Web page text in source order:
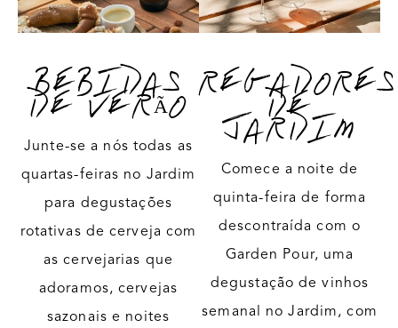
BEBIDAS
DE VERÃO
Junte-se a nós todas as
quartas-feiras no Jardim
para degustações
rotativas de cerveja com
as cervejarias que
adoramos, cervejas
sazonais e noites
REGADORES
DE
JARDIM
Comece a noite de
quinta-feira de forma
descontraída com o
Garden Pour, uma
degustação de vinhos
semanal no Jardim, com